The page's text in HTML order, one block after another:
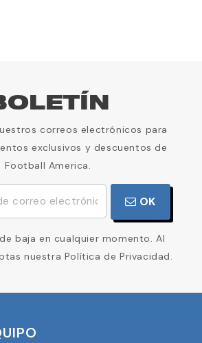
correos electrónicos para
exclusivos y descuentos de
Football America.
OK
baja en cualquier momento. Al
nuestra Política de Privacidad.